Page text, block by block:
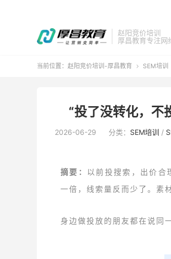
赵阳竞价培训
厚昌教育专注网
当前位置： 赵阳竞价培训-厚昌教育  SEM培训
“投了没转化，不
2026-06-29 分类： SEM培训 /
摘要： 以前投搜索，出价合
一倍，线索量反而少了。素
身边做投放的朋友都在说同